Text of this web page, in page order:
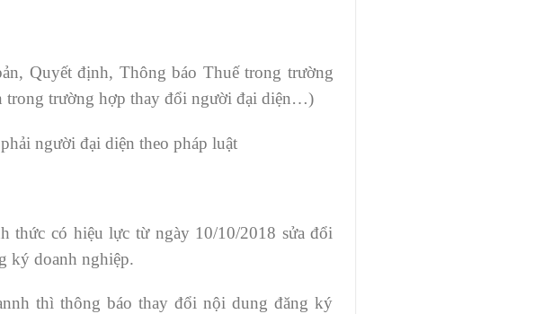
Quyết định, Thông báo Thuế trong trường
trong trường hợp thay đổi người đại diện…)
người đại diện theo pháp luật
thức có hiệu lực từ ngày 10/10/2018 sửa đổi
ký doanh nghiệp.
thì thông báo thay đổi nội dung đăng ký